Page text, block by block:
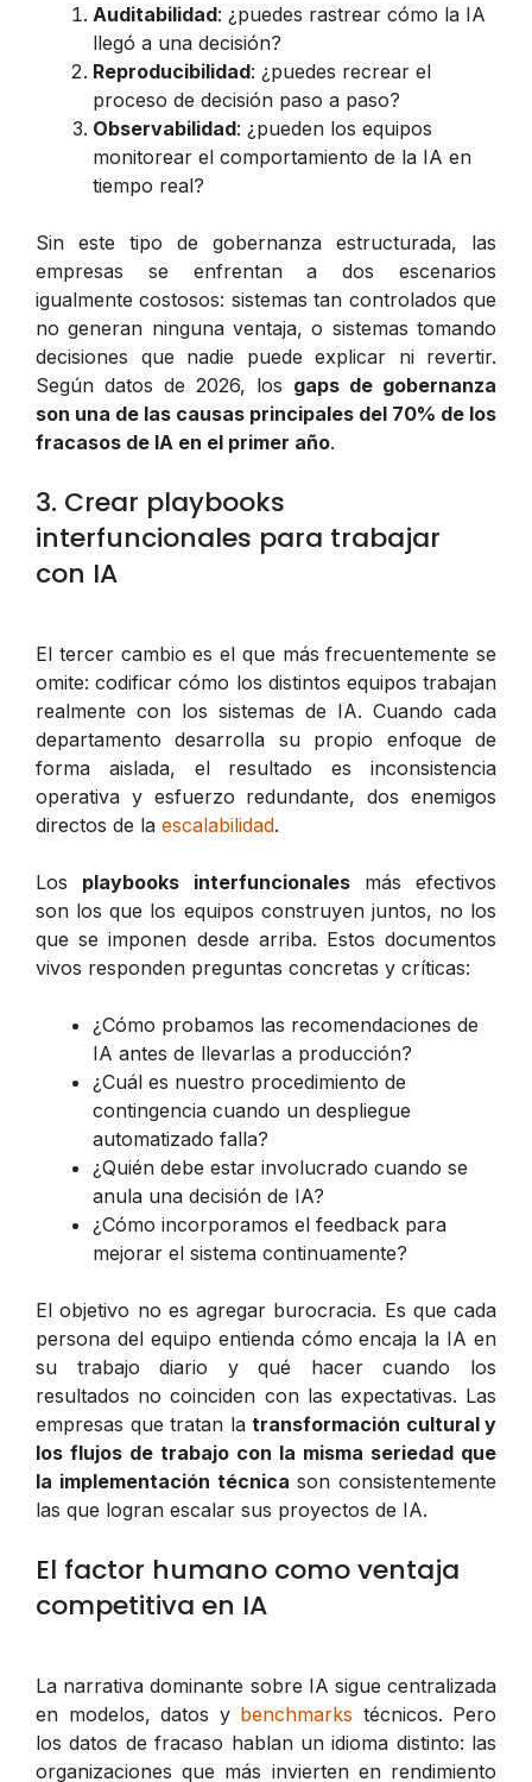
Auditabilidad: ¿puedes rastrear cómo la IA
llegó a una decisión?
Reproducibilidad: ¿puedes recrear el
proceso de decisión paso a paso?
Observabilidad: ¿pueden los equipos
monitorear el comportamiento de la IA en
tiempo real?
Sin este tipo de gobernanza estructurada, las
empresas se enfrentan a dos escenarios
igualmente costosos: sistemas tan controlados que
no generan ninguna ventaja, o sistemas tomando
decisiones que nadie puede explicar ni revertir.
Según datos de 2026, los gaps de gobernanza
son una de las causas principales del 70% de los
fracasos de IA en el primer año.
3. Crear playbooks
interfuncionales para trabajar
con IA
El tercer cambio es el que más frecuentemente se
omite: codificar cómo los distintos equipos trabajan
realmente con los sistemas de IA. Cuando cada
departamento desarrolla su propio enfoque de
forma aislada, el resultado es inconsistencia
operativa y esfuerzo redundante, dos enemigos
directos de la escalabilidad.
Los playbooks interfuncionalesmás efectivos
son los que los equipos construyen juntos, no los
que se imponen desde arriba. Estos documentos
vivos responden preguntas concretas y críticas:
¿Cómo probamos las recomendaciones de
IA antes de llevarlas a producción?
¿Cuál es nuestro procedimiento de
contingencia cuando un despliegue
automatizado falla?
¿Quién debe estar involucrado cuando se
anula una decisión de IA?
¿Cómo incorporamos el feedback para
mejorar el sistema continuamente?
El objetivo no es agregar burocracia. Es que cada
persona del equipo entienda cómo encaja la IA en
su trabajo diario y qué hacer cuando los
resultados no coinciden con las expectativas. Las
empresas que tratan la transformación cultural y
los flujos de trabajo con la misma seriedad que
la implementación técnica son consistentemente
las que logran escalar sus proyectos de IA.
El factor humano como ventaja
competitiva en IA
La narrativa dominante sobre IA sigue centralizada
en modelos, datos y benchmarks técnicos. Pero
los datos de fracaso hablan un idioma distinto: las
organizaciones que más invierten en rendimiento